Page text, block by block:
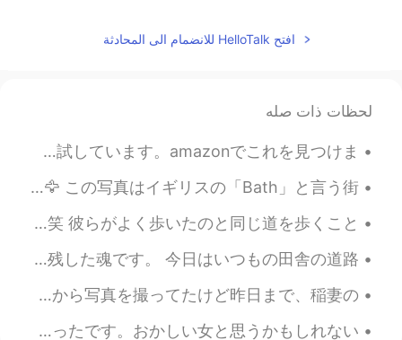
ジェッサ民
2021.02.17 01:42
ございます！ 辞書で「Polar vortex」を調
JP
EN
足は寒くなかった?!かわいい！
Ely Taka
2021.02.16 21:56
極渦のせいで今細雪が降っています。
افتح HelloTalk للانضمام الى المحادثة
لحظات ذات صله
最近、ほぼ毎晩お風呂に入っています。普通には毎朝と毎晩シャワーを浴びますが、最近、夜のお風呂に楽しみ。🥰ストレス発散できると思います。色々なバスソルトを試しています。amazonでこれを見つけま...
生まれ変わりが本当なら、私は鳥になりたいと思います。鳥のように旅行したいから。でも、たぶん、鳥には、人間に違って、旅行はあまり楽しくない。💁🏻‍♀️🦅 この写真はイギリスの「Bath」と言う街...
イギリスとスコットランドに行ったからもう一年がたったんだ！ ネシーとかお女王様とかパウルマカートニーとかハリーポッターを見なかったのに本当に充実していた。笑 彼らがよく歩いたのと同じ道を歩くこと...
フィリピンの迷信で、蝶はあなたに近く来たら、それは亡くなった親戚の魂です。本当の現象以上のもので、比喩です。地面が好きな毛虫は蝶になったように地上の体を残した魂です。 今日はいつもの田舎の道路...
昨日は日没のために「Anna Maria」と言う海辺に行きました。雨が降ってたから日没があまり見えなかった。それでも、色々な面白いことが撮れました。子供の頃から写真を撮ってたけど昨日まで、稲妻の...
ストーンヘンジはロンドンからちょっと遠いから、行けなかったと思ってたけど、行けました！ツアーには日本人がたくさんいました。話したかったけど、とても恥ずかしかったです。おかしい女と思うかもしれない...